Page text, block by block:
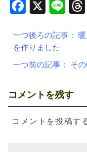
X
投
稿
ナ
ゲ
ー
シ
一つ後ろの記事：
を作りました
一つ前の記事：
そ
コメントを残す
コメントを投稿す